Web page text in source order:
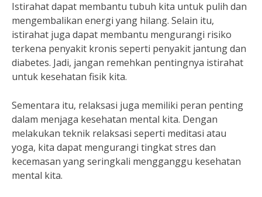
Istirahat dapat membantu tubuh kita untuk pulih dan
mengembalikan energi yang hilang. Selain itu,
istirahat juga dapat membantu mengurangi risiko
terkena penyakit kronis seperti penyakit jantung dan
diabetes. Jadi, jangan remehkan pentingnya istirahat
untuk kesehatan fisik kita.
Sementara itu, relaksasi juga memiliki peran penting
dalam menjaga kesehatan mental kita. Dengan
melakukan teknik relaksasi seperti meditasi atau
yoga, kita dapat mengurangi tingkat stres dan
kecemasan yang seringkali mengganggu kesehatan
mental kita.